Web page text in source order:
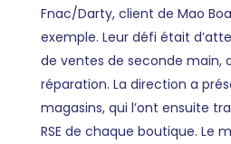
Fnac/Darty, client de Mao
exemple. Leur défi était
de ventes de seconde main,
réparation. La direction a
magasins, qui l’ont ensuite
RSE de chaque boutique. Le